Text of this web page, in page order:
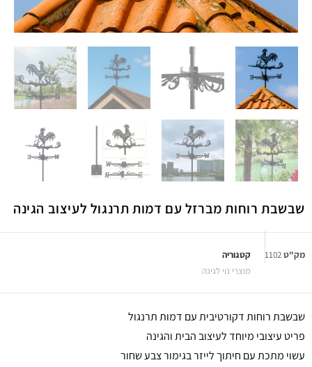
שבשבת רוחות מברזל עם דמות תרנגול לעיצוב הגינה
מק"ט1102
קטגוריה
מוצרי נוי לגינה
שבשבת רוחות דקורטיבית עם דמות תרנגול
פריט עיצובי מיוחד לעיצוב הבית והגינה
עשוי מתכת עם חיתוך לייזר בגימור צבע שחור